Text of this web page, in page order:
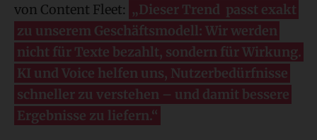
von Content Fleet: „Dieser Trend passt exakt
zu unserem Geschäftsmodell: Wir werden
nicht für Texte bezahlt, sondern für Wirkung.
KI und Voice helfen uns, Nutzerbedürfnisse
schneller zu verstehen – und damit bessere
Ergebnisse zu liefern.“